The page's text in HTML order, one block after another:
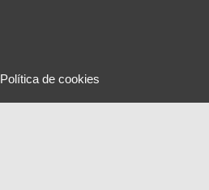
Política de cookies